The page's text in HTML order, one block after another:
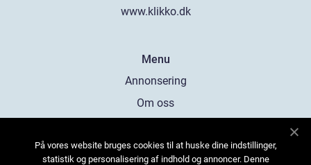
www.klikko.dk
Menu
Annonsering
Om oss
Kontakta oss
På vores website bruges cookies til at huske dine indstillinger,
statistik og personalisering af indhold og annoncer. Denne